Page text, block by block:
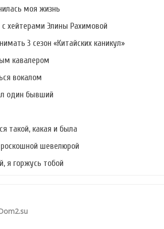
моя жизнь
хейтерами Элины Рахимовой
3 сезон «Китайских каникул»
кавалером
вокалом
один бывший
такой, какая и была
шевелюрой
я горжусь тобой